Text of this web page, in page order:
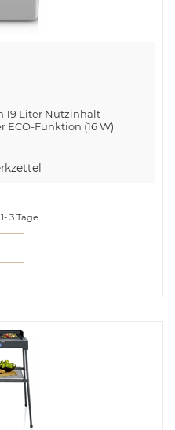
19 Liter Nutzinhalt
Funktion (16 W)
3 Tage